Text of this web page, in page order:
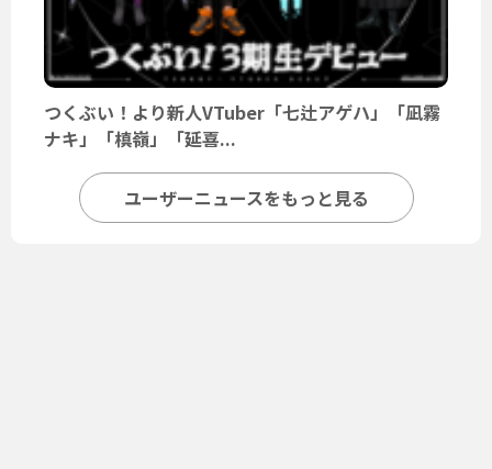
つくぶい！より新人VTuber「七辻アゲハ」「凪霧
ナキ」「槙嶺」「延喜...
ユーザーニュースをもっと見る